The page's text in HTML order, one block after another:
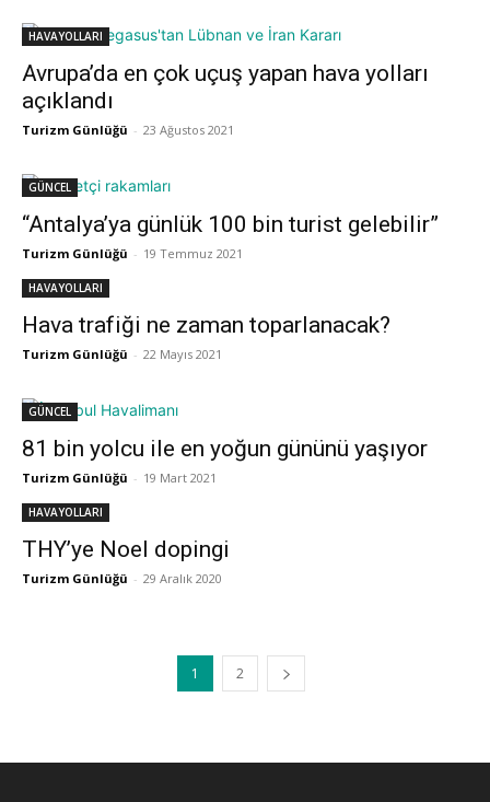
HAVAYOLLARI
Avrupa’da en çok uçuş yapan hava yolları
açıklandı
Turizm Günlüğü - 23 Ağustos 2021
GÜNCEL
“Antalya’ya günlük 100 bin turist gelebilir”
Turizm Günlüğü - 19 Temmuz 2021
HAVAYOLLARI
Hava trafiği ne zaman toparlanacak?
Turizm Günlüğü - 22 Mayıs 2021
GÜNCEL
81 bin yolcu ile en yoğun gününü yaşıyor
Turizm Günlüğü - 19 Mart 2021
HAVAYOLLARI
THY’ye Noel dopingi
Turizm Günlüğü - 29 Aralık 2020
1 2